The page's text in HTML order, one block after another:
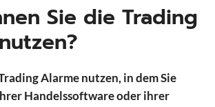
Sie die Trading
Alarme nutzen, in dem Sie
Handelssoftware oder ihrer